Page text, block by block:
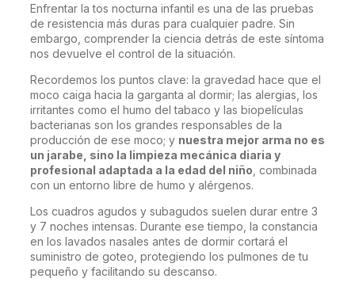
Enfrentar la tos nocturna infantil es una de las pruebas
de resistencia más duras para cualquier padre. Sin
embargo, comprender la ciencia detrás de este síntoma
nos devuelve el control de la situación.
Recordemos los puntos clave: la gravedad hace que el
moco caiga hacia la garganta al dormir; las alergias, los
irritantes como el humo del tabaco y las biopelículas
bacterianas son los grandes responsables de la
producción de ese moco; y nuestra mejor arma no es
un jarabe, sino la limpieza mecánica diaria y
profesional adaptada a la edad del niño , combinada
con un entorno libre de humo y alérgenos.
Los cuadros agudos y subagudos suelen durar entre 3
y 7 noches intensas. Durante ese tiempo, la constancia
en los lavados nasales antes de dormir cortará el
suministro de goteo, protegiendo los pulmones de tu
pequeño y facilitando su descanso.